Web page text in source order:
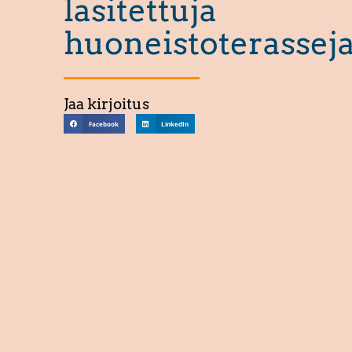
lasitettuja
Jaa kirjoitus
Facebook LinkedIn